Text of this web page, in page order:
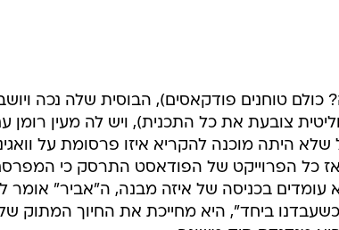
טוחנים פודקאסים), הבוסית שלה נכה
צובעת את כל התכנית), ויש לה מעין רומן
שלא היתה מוכנה להקריא איזו פרסומת על
אז כל הפרוייקט של הפודאסט התרסק כי
עומדים בכניסה של איזה מבנה, ה"אביר" אומר
כשעבדנו ביחד", היא מחייכת את החיוך המתוק